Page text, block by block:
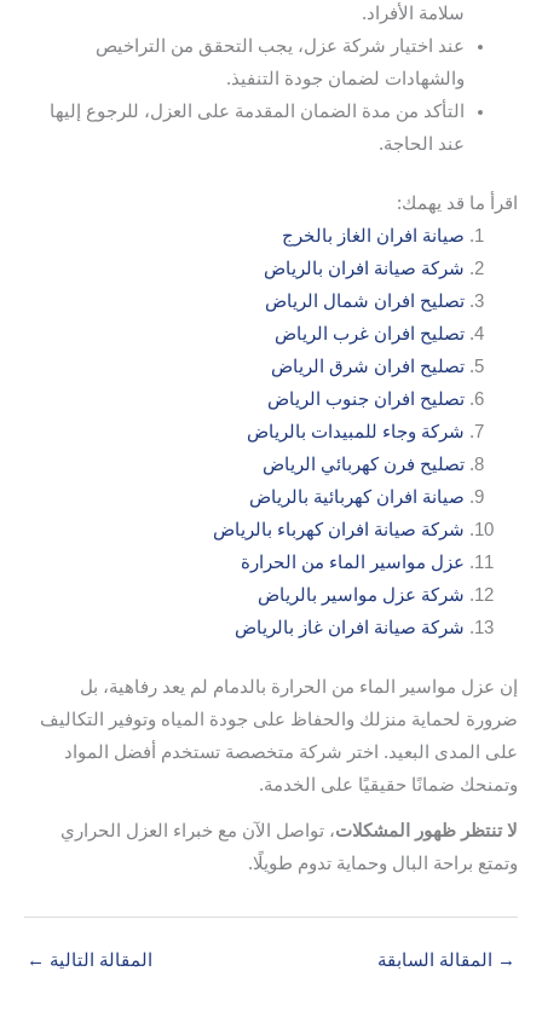
سلامة الأفراد.
عند اختيار شركة عزل، يجب التحقق من التراخيص
والشهادات لضمان جودة التنفيذ.
التأكد من مدة الضمان المقدمة على العزل، للرجوع إليها
عند الحاجة.
اقرأ ما قد يهمك:
صيانة افران الغاز بالخرج
شركة صيانة افران بالرياض
تصليح افران شمال الرياض
تصليح افران غرب الرياض
تصليح افران شرق الرياض
تصليح افران جنوب الرياض
شركة وجاء للمبيدات بالرياض
تصليح فرن كهربائي الرياض
صيانة افران كهربائية بالرياض
شركة صيانة افران كهرباء بالرياض
عزل مواسير الماء من الحرارة
شركة عزل مواسير بالرياض
شركة صيانة افران غاز بالرياض
إن عزل مواسير الماء من الحرارة بالدمام لم يعد رفاهية، بل
ضرورة لحماية منزلك والحفاظ على جودة المياه وتوفير التكاليف
على المدى البعيد. اختر شركة متخصصة تستخدم أفضل المواد
وتمنحك ضمانًا حقيقيًا على الخدمة.
لا تنتظر ظهور المشكلات، تواصل الآن مع خبراء العزل الحراري
وتمتع براحة البال وحماية تدوم طويلًا.
→ المقالة السابقة المقالة التالية ←